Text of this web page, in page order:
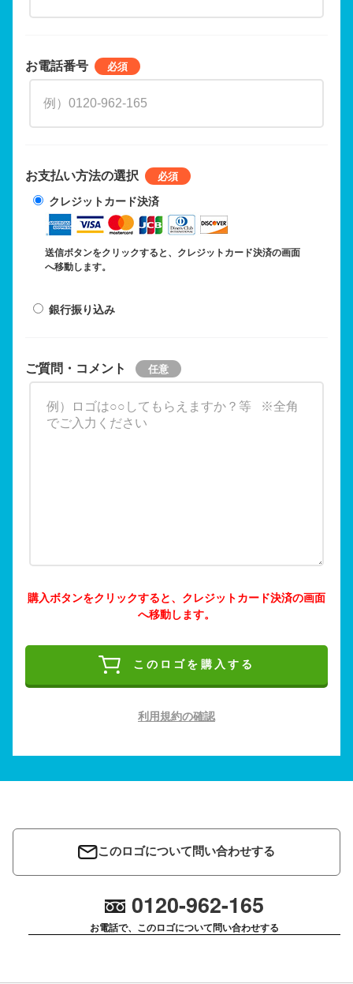
お電話番号
お支払い方法の選択
クレジットカード決済
送信ボタンをクリックすると、クレジットカード決済の画面
へ移動します。
銀行振り込み
ご質問・コメント
購入ボタンをクリックすると、クレジットカード決済の画面
へ移動します。
このロゴを購入する
利用規約の確認
このロゴについて問い合わせする
0120-962-165
お電話で、このロゴについて問い合わせする